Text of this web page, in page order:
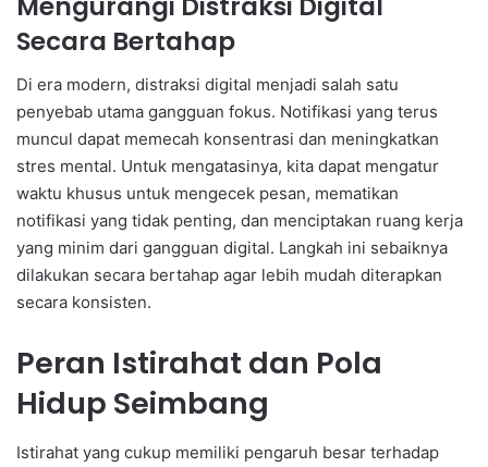
Secara Bertahap
Di era modern, distraksi digital menjadi salah satu
penyebab utama gangguan fokus. Notifikasi yang terus
muncul dapat memecah konsentrasi dan meningkatkan
stres mental. Untuk mengatasinya, kita dapat mengatur
waktu khusus untuk mengecek pesan, mematikan
notifikasi yang tidak penting, dan menciptakan ruang kerja
yang minim dari gangguan digital. Langkah ini sebaiknya
dilakukan secara bertahap agar lebih mudah diterapkan
secara konsisten.
Peran Istirahat dan Pola
Hidup Seimbang
Istirahat yang cukup memiliki pengaruh besar terhadap